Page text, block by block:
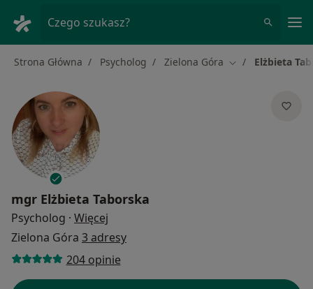
Czego szukasz?
Strona Główna Psycholog Zielona Góra Zmień miasto
Elżbieta
mgr Elżbieta Taborska
Psycholog · Więcej
Zielona Góra 3 adresy
204 opinie